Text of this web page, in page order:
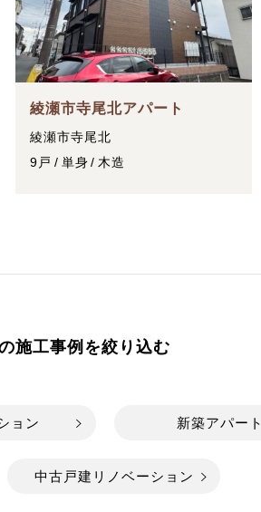
綾瀬市寺尾北アパート
綾瀬市寺尾北
9戸
単身 木造
施工事例を絞り込む
ョン 新築アパート
中古戸建リノベーション